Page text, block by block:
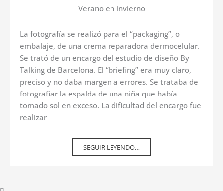
Verano en invierno
La fotografía se realizó para el “packaging”, o
embalaje, de una crema reparadora dermocelular.
Se trató de un encargo del estudio de diseño By
Talking de Barcelona. El “briefing” era muy claro,
preciso y no daba margen a errores. Se trataba de
fotografiar la espalda de una niña que había
tomado sol en exceso. La dificultad del encargo fue
realizar
SEGUIR LEYENDO…